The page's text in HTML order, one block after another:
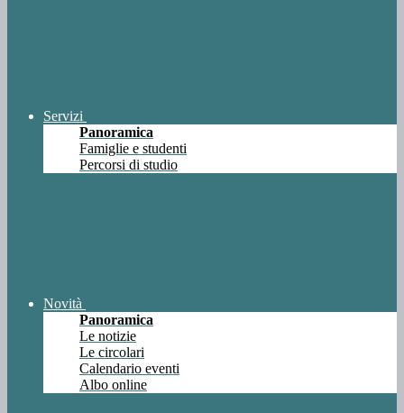
Servizi
Panoramica
Famiglie e studenti
Percorsi di studio
Novità
Panoramica
Le notizie
Le circolari
Calendario eventi
Albo online